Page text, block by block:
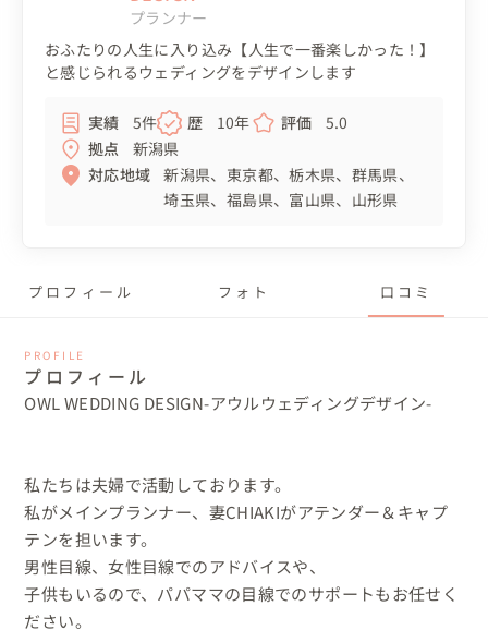
プランナー
おふたりの人生に入り込み【人生で一番楽しかった！】
と感じられるウェディングをデザインします
実績 5件 歴 10年 評価
5.0
拠点
新潟県
対応地域
新潟県 東京都 栃木県
群馬県
埼玉県
福島県 富山県 山形県
プロフィール フォト 口コミ
PROFILE
プロフィール
OWL WEDDING DESIGN-アウルウェディングデザイン-
私たちは夫婦で活動しております。
私がメインプランナー、妻CHIAKIがアテンダー＆キャプ
テンを担います。
男性目線、女性目線でのアドバイスや、
子供もいるので、パパママの目線でのサポートもお任せく
ださい。